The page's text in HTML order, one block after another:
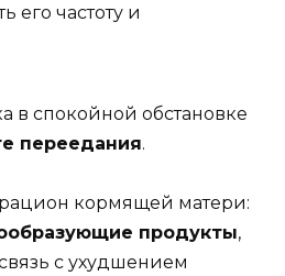
его частоту и
в спокойной обстановке
переедания.
кормящей матери:
продукты,
с ухудшением